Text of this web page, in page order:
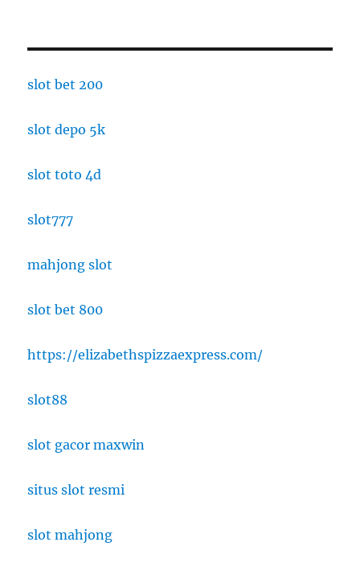
slot bet 200
slot depo 5k
slot toto 4d
slot777
mahjong slot
slot bet 800
https://elizabethspizzaexpress.com/
slot88
slot gacor maxwin
situs slot resmi
slot mahjong